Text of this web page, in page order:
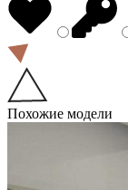
Похожие модели